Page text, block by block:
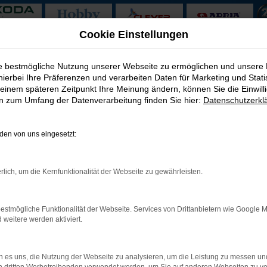
kaufen mit
weit mehr als ein Kompromiss
der Geldersparnis erwirbt, verkennt die besondere
auf dem sprichwörtlichen „Buckel“ kaum etwas ausmachen.
zu verzichten. Der Hersteller war in vielen
Škoda Scala Gebrauchtwagen für Peine weit entgegen
Network Error
Cookie Einstellungen
bestmögliche Nutzung unserer Webseite zu ermöglichen und unsere
Ihre Präferenzen und verarbeiten Daten für Marketing und
späteren Zeitpunkt Ihre Meinung ändern, können Sie die
zum Umfang der Datenverarbeitung finden Sie hier:
von uns eingesetzt:
um die Kernfunktionalität der Webseite zu gewährleisten.
Funktionalität der Webseite. Services von Drittanbietern wie Google
weitere werden aktiviert.
es uns, die Nutzung der Webseite zu analysieren, um die Leistung zu messen